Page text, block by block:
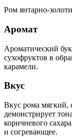
Ром янтарно-
Аромат
Ароматический
сухофруктов в
карамели.
Вкус
Вкус рома мягкий,
демонстрирует
коричневого
и согревающее.